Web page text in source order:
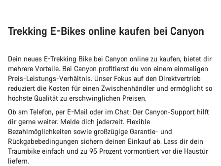
Trekking E-Bikes online kaufen bei Canyon
Dein neues E-Trekking Bike bei Canyon online zu kaufen, bietet dir
mehrere Vorteile. Bei Canyon profitierst du von einem einmaligen
Preis-Leistungs-Verhältnis. Unser Fokus auf den Direktvertrieb
reduziert die Kosten für einen Zwischenhändler und ermöglicht so
höchste Qualität zu erschwinglichen Preisen.
Ob am Telefon, per E-Mail oder im Chat: Der Canyon-Support hilft
dir gerne weiter. Melde dich jederzeit. Flexible
Bezahlmöglichkeiten sowie großzügige Garantie- und
Rückgabebedingungen sichern deinen Einkauf ab. Lass dir dein
Traumbike einfach und zu 95 Prozent vormontiert vor die Haustür
liefern.